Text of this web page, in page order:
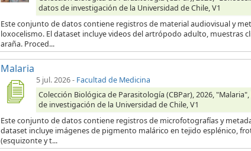
datos de investigación de la Universidad de Chile, V1
Este conjunto de datos contiene registros de material audiovisual y
loxocelismo. El dataset incluye videos del artrópodo adulto, muestras
araña. Proced...
Malaria
5 jul. 2026- Facultad de Medicina
Colección Biológica de Parasitología (CBPar), 2026, "Malaria",
de investigación de la Universidad de Chile, V1
Este conjunto de datos contiene registros de microfotografías y
dataset incluye imágenes de pigmento malárico en tejido esplénico,
(esquizonte y t...